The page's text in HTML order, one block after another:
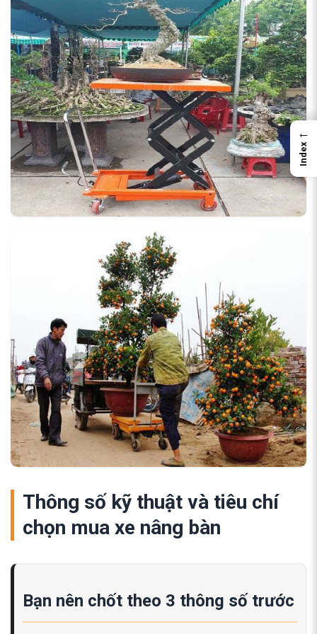
Thông số kỹ thuật và tiêu chí
chọn mua xe nâng bàn
Bạn nên chốt theo 3 thông số trước
←
Index